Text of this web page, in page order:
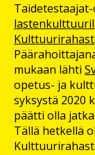
mukaan lähti
opetus- ja
syksystä 2020
päätti olla
Tällä hetkellä